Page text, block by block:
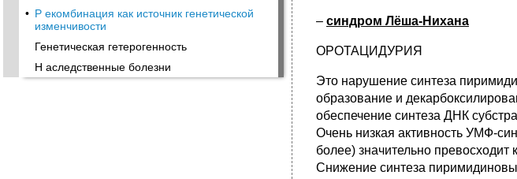
• Р екомбинация как источник генетической
изменчивости
Генетическая гетерогенность
Н аследственные болезни
– синдром Лёша-Нихана
ОРОТАЦИДУРИЯ
Это нарушение синтеза
образование и
обеспечение синтеза ДНК
Очень низкая активность УМФ-
более) значительно превосходит
Снижение синтеза